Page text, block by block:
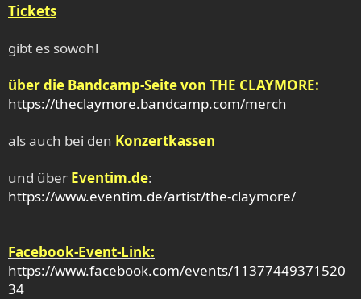
Tickets
gibt es sowohl
über die Bandcamp-Seite von THE CLAYMORE:
https://theclaymore.bandcamp.com/merch
als auch bei den Konzertkassen
und über Eventim.de:
https://www.eventim.de/artist/the-claymore/
Facebook-Event-Link:
https://www.facebook.com/events/11377449371520
34